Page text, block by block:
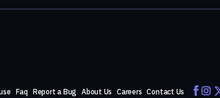
Faq Report a Bug About Us Careers Contact Us